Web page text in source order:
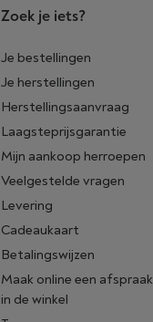
Zoek je iets?
Je bestellingen
Je herstellingen
Herstellingsaanvraag
Laagsteprijsgarantie
Mijn aankoop herroepen
Veelgestelde vragen
Levering
Cadeaukaart
Betalingswijzen
Maak online een afspraak
in de winkel